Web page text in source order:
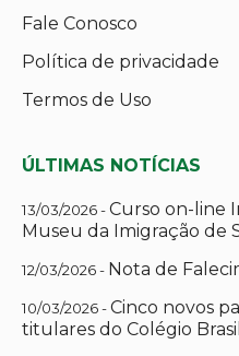
Fale Conosco
Política de privacidade
Termos de Uso
ÚLTIMAS NOTÍCIAS
13/03/2026 -Curso on-line
Museu da Imigração de
12/03/2026 - Nota de
10/03/2026 -Cinco novos
titulares do Colégio